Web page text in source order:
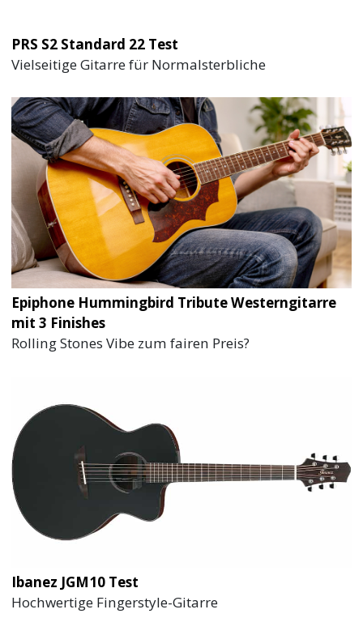
PRS S2 Standard 22 Test
Vielseitige Gitarre für Normalsterbliche
Epiphone Hummingbird Tribute Westerngitarre
mit 3 Finishes
Rolling Stones Vibe zum fairen Preis?
Ibanez JGM10 Test
Hochwertige Fingerstyle-Gitarre